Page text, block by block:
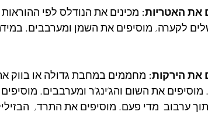
את האטריות: מכינים את הנודלס לפי
לקערה, מוסיפים את השמן ומערבבים. במידה
את הירקות: מחממים במחבת גדולה או בווק